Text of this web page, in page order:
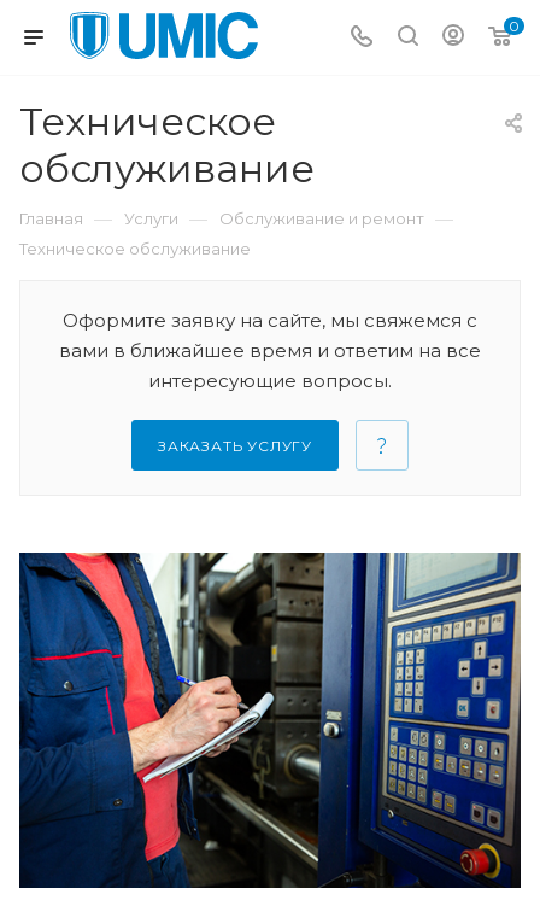
0
Техническое
обслуживание
Главная — Услуги — Обслуживание и ремонт —
Техническое обслуживание
Оформите заявку на сайте, мы свяжемся с
вами в ближайшее время и ответим на все
интересующие вопросы.
ЗАКАЗАТЬ УСЛУГУ